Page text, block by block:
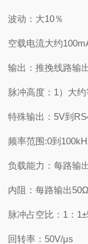
波动：大10％
空载电流大约
输出：推挽线路输
脉冲高度：1）大
特殊输出：5V到
频率范围:0到
负载能力：每路输
内阻：每路输出50Ω
脉冲占空比：1：
回转率：50V/μs